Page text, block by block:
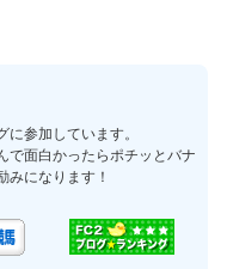
参加しています。
で面白かったらポチッとバナ
みになります！